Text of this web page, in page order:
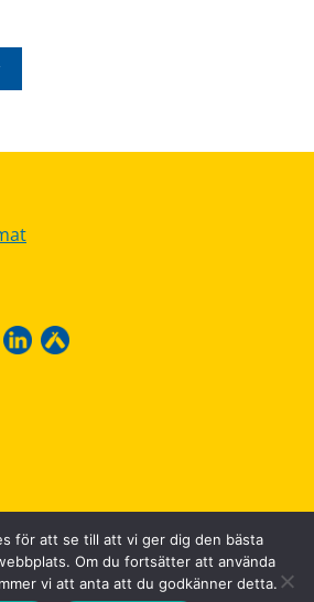
för att se till att vi ger dig den bästa
Om du fortsätter att använda
vi att anta att du godkänner detta.